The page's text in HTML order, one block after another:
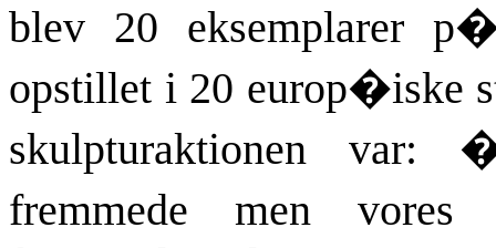
blev 20 eksemplarer
opstillet i 20 europ�iske
skulpturaktionen
fremmede men